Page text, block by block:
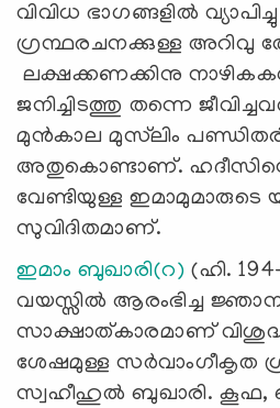
വിവിധ ഭാഗങ്ങളിൽ
ഗ്രന്ഥരചനക്കുള്ള അറിവു
ലക്ഷക്കണക്കിനു
ജനിച്ചിടത്തു തന്നെ
മുൻകാല മുസ്‌ലിം
അതുകൊണ്ടാണ്.
വേണ്ടിയുള്ള ഇമാമുമാരുടെ
സുവിദിതമാണ്.
ഇമാം ബുഖാരി(റ) (ഹി.
വയസ്സിൽ ആരംഭിച്ച
സാക്ഷാത്കാരമാണ്
ശേഷമുള്ള സർവാംഗീകൃത
സ്വഹീഹുൽ ബുഖാരി. കൂഫ,